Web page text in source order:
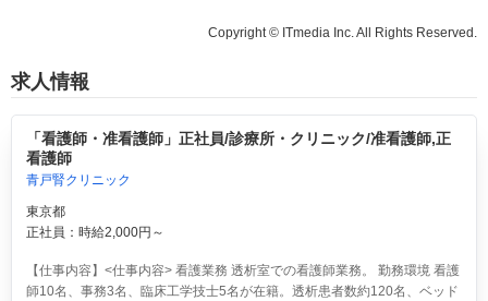
Copyright © ITmedia Inc. All Rights Reserved.
求人情報
「看護師・准看護師」正社員/診療所・クリニック/准看護師,正
看護師
青戸腎クリニック
東京都
正社員：時給2,000円～
【仕事内容】<仕事内容> 看護業務 透析室での看護師業務。 勤務環境 看護
師10名、事務3名、臨床工学技士5名が在籍。透析患者数約120名、ベッド